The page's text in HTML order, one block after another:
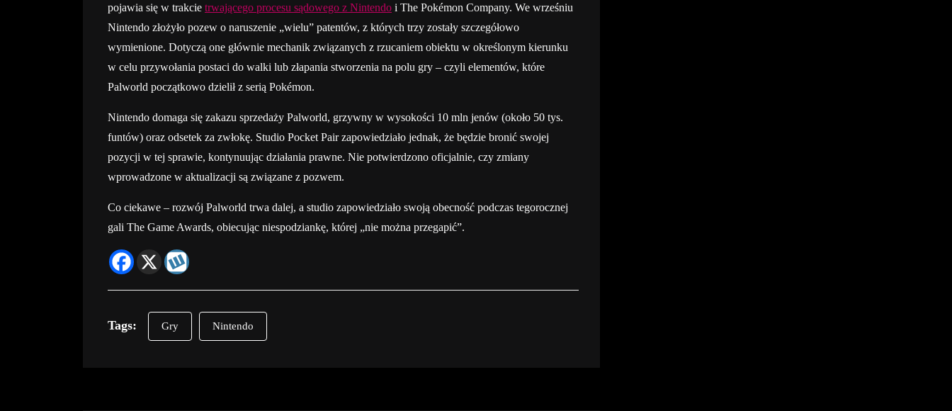
pojawia się w trakcie trwającego procesu sądowego z Nintendo i The Pokémon Company. We wrześniu
Nintendo złożyło pozew o naruszenie „wielu” patentów, z których trzy zostały szczegółowo
wymienione. Dotyczą one głównie mechanik związanych z rzucaniem obiektu w określonym kierunku
w celu przywołania postaci do walki lub złapania stworzenia na polu gry – czyli elementów, które
Palworld początkowo dzielił z serią Pokémon.
Nintendo domaga się zakazu sprzedaży Palworld, grzywny w wysokości 10 mln jenów (około 50 tys.
funtów) oraz odsetek za zwłokę. Studio Pocket Pair zapowiedziało jednak, że będzie bronić swojej
pozycji w tej sprawie, kontynuując działania prawne. Nie potwierdzono oficjalnie, czy zmiany
wprowadzone w aktualizacji są związane z pozwem.
Co ciekawe – rozwój Palworld trwa dalej, a studio zapowiedziało swoją obecność podczas tegorocznej
gali The Game Awards, obiecując niespodziankę, której „nie można przegapić”.
Tags: Gry Nintendo